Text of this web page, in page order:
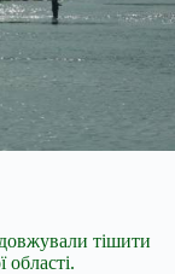
тішити
області.